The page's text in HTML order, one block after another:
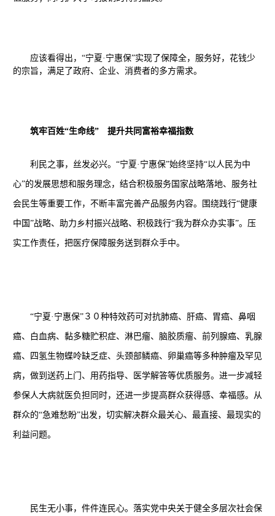
应该看得出， “宁夏·宁惠保”实现了保障全，服务好，花钱少
的宗旨，满足了政府、企业、消费者的多方需求。
筑牢百姓“生命线” 提升共同富裕幸福指数
利民之事，丝发必兴。“宁夏·宁惠保”始终坚持“以人民为中
心”的发展思想和服务理念，结合积极服务国家战略落地、服务社
会民生等重要工作，不断丰富完善产品服务内容。围绕践行“健康
中国”战略、助力乡村振兴战略、积极践行“我为群众办实事”。压
实工作责任，把医疗保障服务送到群众手中。
“宁夏·宁惠保”３０种特效药可对抗肺癌、肝癌、胃癌、鼻咽
癌、白血病、黏多糖贮积症、淋巴瘤、脑胶质瘤、前列腺癌、乳腺
癌、四氢生物蝶呤缺乏症、头颈部鳞癌、卵巢癌等多种肿瘤及罕见
病，做到送药上门、用药指导、医学解答等优质服务。进一步减轻
参保人大病就医负担同时，还进一步提高群众获得感、幸福感。从
群众的“急难愁盼”出发，切实解决群众最关心、最直接、最现实的
利益问题。
民生无小事，件件连民心。落实党中央关于健全多层次社会保